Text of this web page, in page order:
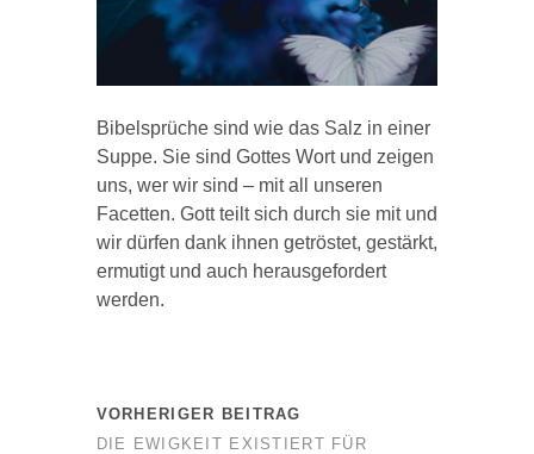
Bibelsprüche sind wie das Salz in einer
Suppe. Sie sind Gottes Wort und zeigen
uns, wer wir sind – mit all unseren
Facetten. Gott teilt sich durch sie mit und
wir dürfen dank ihnen getröstet, gestärkt,
ermutigt und auch herausgefordert
werden.
VORHERIGER BEITRAG
DIE EWIGKEIT EXISTIERT FÜR